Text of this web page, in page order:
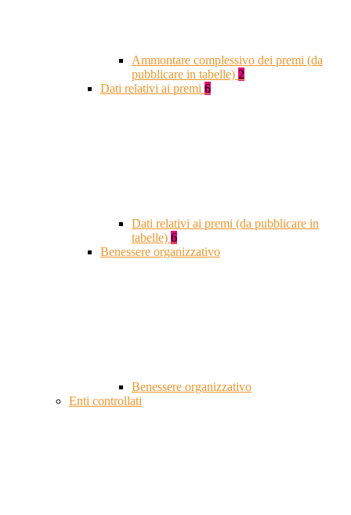
Ammontare complessivo dei premi (da
pubblicare in tabelle) 2
Dati relativi ai premi 6
Dati relativi ai premi (da pubblicare in
tabelle) 6
Benessere organizzativo
Benessere organizzativo
Enti controllati